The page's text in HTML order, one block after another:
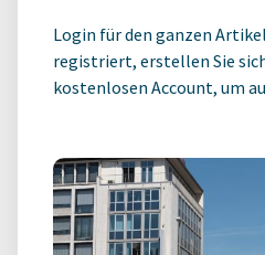
Login für den ganzen
registriert, erstellen Sie
kostenlosen Account, um